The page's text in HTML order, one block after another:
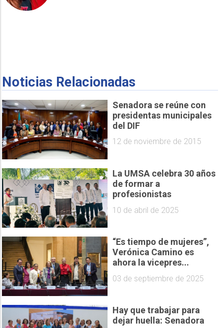
Noticias Relacionadas
Senadora se reúne con
presidentas municipales
del DIF
12 de noviembre de 2015
La UMSA celebra 30 años
de formar a
profesionistas
10 de abril de 2025
“Es tiempo de mujeres”,
Verónica Camino es
ahora la vicepres...
03 de septiembre de 2025
Hay que trabajar para
dejar huella: Senadora